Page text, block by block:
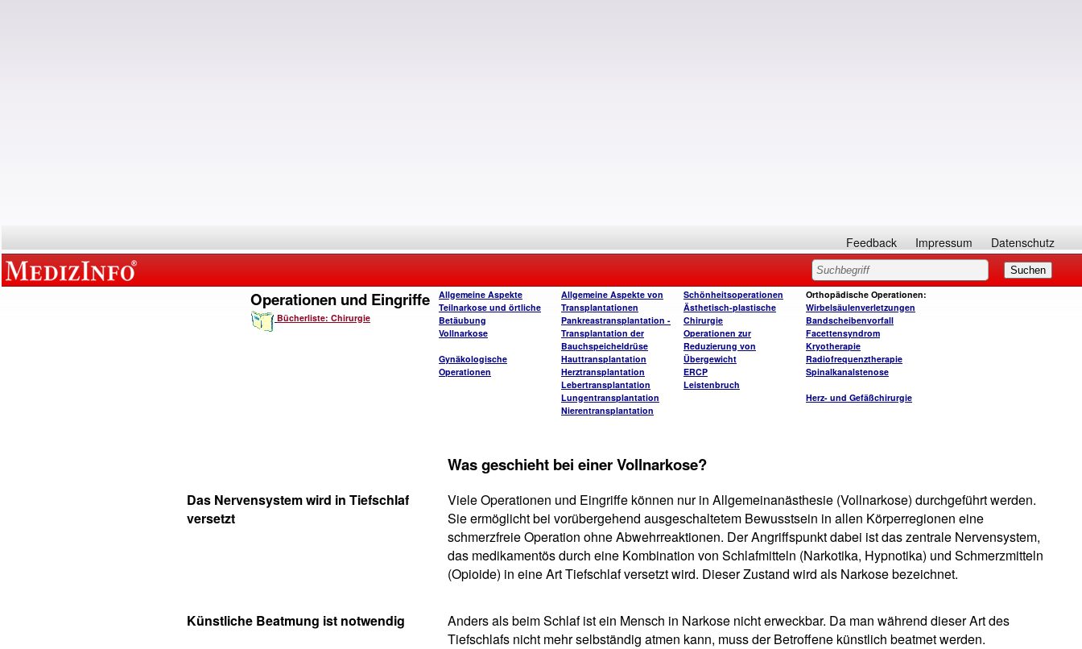
Feedback Impressum Datenschutz
Operationen und Eingriffe
Bücherliste: Chirurgie
Allgemeine Aspekte
Teilnarkose und örtliche
Betäubung
Vollnarkose
Gynäkologische
Operationen
Allgemeine Aspekte von
Transplantationen
Pankreastransplantation -
Transplantation der
Bauchspeicheldrüse
Hauttransplantation
Herztransplantation
Lebertransplantation
Lungentransplantation
Nierentransplantation
Schönheitsoperationen
Ästhetisch-plastische
Chirurgie
Operationen zur
Reduzierung von
Übergewicht
ERCP
Leistenbruch
Orthopädische Operationen:
Wirbelsäulenverletzungen
Bandscheibenvorfall
Facettensyndrom
Kryotherapie
Radiofrequenztherapie
Spinalkanalstenose
Herz- und Gefäßchirurgie
Was geschieht bei einer Vollnarkose?
Das Nervensystem wird in Tiefschlaf
versetzt
Viele Operationen und Eingriffe können nur in Allgemeinanästhesie (Vollnarkose) durchgeführt werden.
Sie ermöglicht bei vorübergehend ausgeschaltetem Bewusstsein in allen Körperregionen eine
schmerzfreie Operation ohne Abwehrreaktionen. Der Angriffspunkt dabei ist das zentrale Nervensystem,
das medikamentös durch eine Kombination von Schlafmitteln (Narkotika, Hypnotika) und Schmerzmitteln
(Opioide) in eine Art Tiefschlaf versetzt wird. Dieser Zustand wird als Narkose bezeichnet.
Künstliche Beatmung ist notwendig
Anders als beim Schlaf ist ein Mensch in Narkose nicht erweckbar. Da man während dieser Art des
Tiefschlafs nicht mehr selbständig atmen kann, muss der Betroffene künstlich beatmet werden.